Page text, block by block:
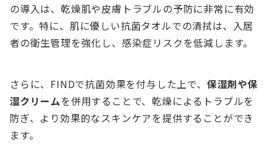
の導入は、乾燥肌や皮膚トラブルの予防に非常に有効
です。特に、肌に優しい抗菌タオルでの清拭は、入居
者の衛生管理を強化し、感染症リスクを低減します。
さらに、FINDで抗菌効果を付与した上で、 保湿剤や保
湿クリームを併用することで、乾燥によるトラブルを
防ぎ、より効果的なスキンケアを提供することができ
ます。